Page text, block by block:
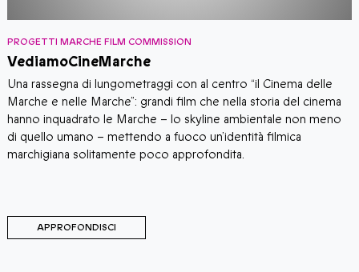
PROGETTI MARCHE FILM COMMISSION
VediamoCineMarche
​​Una rassegna di lungometraggi con al centro “il Cinema delle
Marche e nelle Marche”: grandi film che nella storia del cinema
hanno inquadrato le Marche – lo skyline ambientale non meno
di quello umano – mettendo a fuoco un’identità filmica
marchigiana solitamente poco approfondita.
APPROFONDISCI